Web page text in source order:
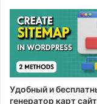
Удобный и
генератор карт